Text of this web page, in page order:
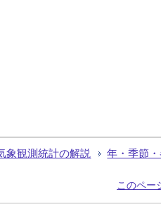
象観測統計の解説 年・季節
このペー